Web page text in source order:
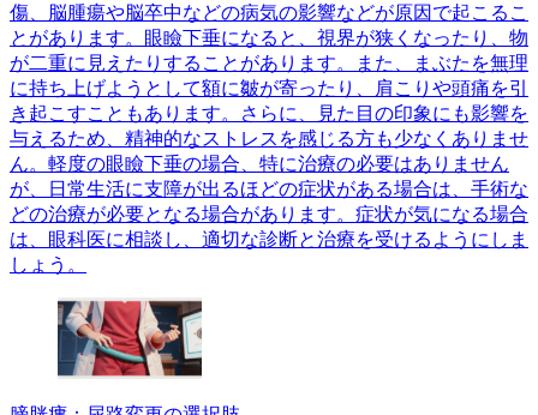
傷、脳腫瘍や脳卒中などの病気の影響などが原因で起こるこ
とがあります。眼瞼下垂になると、視界が狭くなったり、物
が二重に見えたりすることがあります。また、まぶたを無理
に持ち上げようとして額に皺が寄ったり、肩こりや頭痛を引
き起こすこともあります。さらに、見た目の印象にも影響を
与えるため、精神的なストレスを感じる方も少なくありませ
ん。軽度の眼瞼下垂の場合、特に治療の必要はありません
が、日常生活に支障が出るほどの症状がある場合は、手術な
どの治療が必要となる場合があります。症状が気になる場合
は、眼科医に相談し、適切な診断と治療を受けるようにしま
しょう。